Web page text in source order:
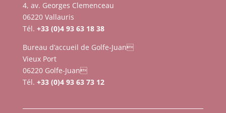
4, av. Georges Clemenceau
06220 Vallauris
Tél. +33 (0)4 93 63 18 38
Bureau d’accueil de Golfe-Juan
Vieux Port
06220 Golfe-Juan
Tél. +33 (0)4 93 63 73 12